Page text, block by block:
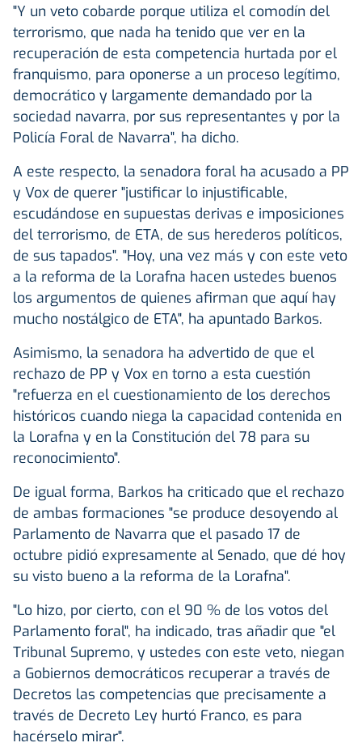
"Y un veto cobarde porque utiliza el comodín del
terrorismo, que nada ha tenido que ver en la
recuperación de esta competencia hurtada por el
franquismo, para oponerse a un proceso legítimo,
democrático y largamente demandado por la
sociedad navarra, por sus representantes y por la
Policía Foral de Navarra", ha dicho.
A este respecto, la senadora foral ha acusado a PP
y Vox de querer "justificar lo injustificable,
escudándose en supuestas derivas e imposiciones
del terrorismo, de ETA, de sus herederos políticos,
de sus tapados". "Hoy, una vez más y con este veto
a la reforma de la Lorafna hacen ustedes buenos
los argumentos de quienes afirman que aquí hay
mucho nostálgico de ETA", ha apuntado Barkos.
Asimismo, la senadora ha advertido de que el
rechazo de PP y Vox en torno a esta cuestión
"refuerza en el cuestionamiento de los derechos
históricos cuando niega la capacidad contenida en
la Lorafna y en la Constitución del 78 para su
reconocimiento".
De igual forma, Barkos ha criticado que el rechazo
de ambas formaciones "se produce desoyendo al
Parlamento de Navarra que el pasado 17 de
octubre pidió expresamente al Senado, que dé hoy
su visto bueno a la reforma de la Lorafna".
"Lo hizo, por cierto, con el 90 % de los votos del
Parlamento foral", ha indicado, tras añadir que "el
Tribunal Supremo, y ustedes con este veto, niegan
a Gobiernos democráticos recuperar a través de
Decretos las competencias que precisamente a
través de Decreto Ley hurtó Franco, es para
hacérselo mirar".